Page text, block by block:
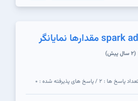
در جدول spark advance مقدارها نمایانگر
(2 سال پیش)